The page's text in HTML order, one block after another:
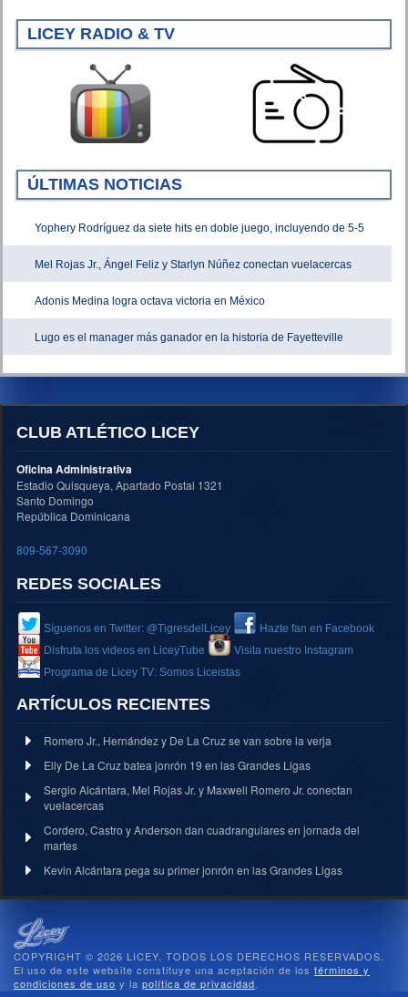
LICEY RADIO & TV
ÚLTIMAS NOTICIAS
Yophery Rodríguez da siete hits en doble juego, incluyendo de 5-5
Mel Rojas Jr., Ángel Feliz y Starlyn Núñez conectan vuelacercas
Adonis Medina logra octava victoria en México
Lugo es el manager más ganador en la historia de Fayetteville
CLUB ATLÉTICO LICEY
Oficina Administrativa
Estadio Quisqueya, Apartado Postal 1321
Santo Domingo
República Dominicana
809-567-3090
REDES SOCIALES
Síguenos en Twitter: @TigresdelLicey
Hazte fan en Facebook
Disfruta los videos en LiceyTube
Visita nuestro Instagram
Programa de Licey TV: Somos Liceistas
ARTÍCULOS RECIENTES
Romero Jr., Hernández y De La Cruz se van sobre la verja
Elly De La Cruz batea jonrón 19 en las Grandes Ligas
Sergio Alcántara, Mel Rojas Jr. y Maxwell Romero Jr. conectan
vuelacercas
Cordero, Castro y Anderson dan cuadrangulares en jornada del
martes
Kevin Alcántara pega su primer jonrón en las Grandes Ligas
COPYRIGHT © 2026 LICEY. TODOS LOS DERECHOS RESERVADOS.
El uso de este website constituye una aceptación de los términos y
condiciones de uso y la política de privacidad